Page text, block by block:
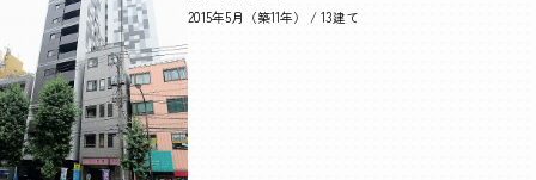
2015年5月（築11年） / 13建て